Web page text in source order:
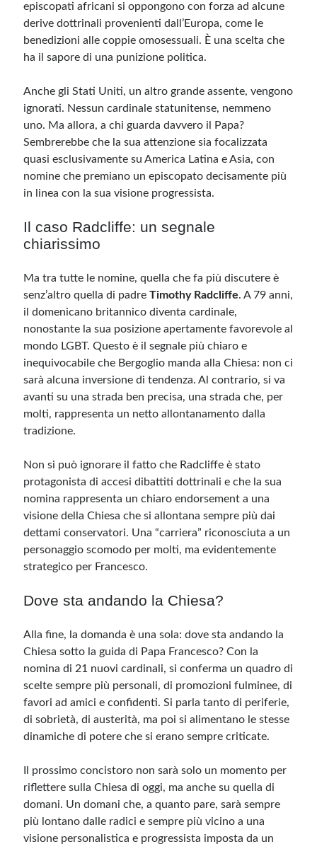
episcopati africani si oppongono con forza ad alcune
derive dottrinali provenienti dall’Europa, come le
benedizioni alle coppie omosessuali. È una scelta che
ha il sapore di una punizione politica.
Anche gli Stati Uniti, un altro grande assente, vengono
ignorati. Nessun cardinale statunitense, nemmeno
uno. Ma allora, a chi guarda davvero il Papa?
Sembrerebbe che la sua attenzione sia focalizzata
quasi esclusivamente su America Latina e Asia, con
nomine che premiano un episcopato decisamente più
in linea con la sua visione progressista.
Il caso Radcliffe: un segnale
chiarissimo
Ma tra tutte le nomine, quella che fa più discutere è
senz’altro quella di padreTimothy Radcliffe. A 79 anni,
il domenicano britannico diventa cardinale,
nonostante la sua posizione apertamente favorevole al
mondo LGBT. Questo è il segnale più chiaro e
inequivocabile che Bergoglio manda alla Chiesa: non ci
sarà alcuna inversione di tendenza. Al contrario, si va
avanti su una strada ben precisa, una strada che, per
molti, rappresenta un netto allontanamento dalla
tradizione.
Non si può ignorare il fatto che Radcliffe è stato
protagonista di accesi dibattiti dottrinali e che la sua
nomina rappresenta un chiaro endorsement a una
visione della Chiesa che si allontana sempre più dai
dettami conservatori. Una “carriera” riconosciuta a un
personaggio scomodo per molti, ma evidentemente
strategico per Francesco.
Dove sta andando la Chiesa?
Alla fine, la domanda è una sola: dove sta andando la
Chiesa sotto la guida di Papa Francesco? Con la
nomina di 21 nuovi cardinali, si conferma un quadro di
scelte sempre più personali, di promozioni fulminee, di
favori ad amici e confidenti. Si parla tanto di periferie,
di sobrietà, di austerità, ma poi si alimentano le stesse
dinamiche di potere che si erano sempre criticate.
Il prossimo concistoro non sarà solo un momento per
riflettere sulla Chiesa di oggi, ma anche su quella di
domani. Un domani che, a quanto pare, sarà sempre
più lontano dalle radici e sempre più vicino a una
visione personalistica e progressista imposta da un